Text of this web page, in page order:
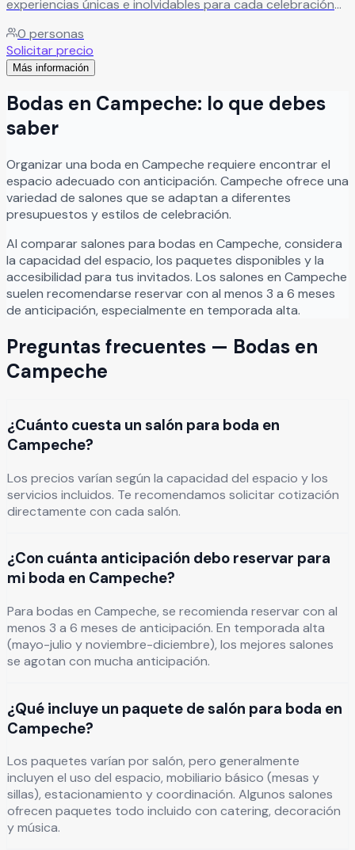
experiencias únicas e inolvidables para cada celebración
en brindar atención personalizada, acompañando y
asesorando cada evento de principio a fin para garantizar
que cada detalle se desarrolle de manera perfecta y
XV años, aniversarios, graduaciones, reuniones familiares y
eventos sociales, ofreciendo un ambiente elegante,
excelente servicio y un equipo comprometido en hacer
0 personas
Solicitar precio
Más información
Bodas en Campeche: lo que debes
saber
Organizaruna boda en Campeche requiere encontrar el
espacio adecuado con anticipación. Campeche ofrece una
variedad de salones que se adaptan a diferentes
presupuestos y estilos de celebración.
Al comparar salones para bodas en Campeche, considera
la capacidad del espacio, los paquetes disponibles y la
accesibilidad para tus invitados. Los salones en Campeche
suelen recomendarse reservar con al menos 3 a 6 meses
de anticipación, especialmente en temporada alta.
Preguntas frecuentes — Bodas en
Campeche
¿Cuánto cuesta un salón para boda en
Campeche?
Los precios varían según la capacidad del espacio y los
servicios incluidos. Te recomendamos solicitar cotización
directamente con cada salón.
¿Con cuánta anticipación debo reservar para
mi boda en Campeche?
Para bodas en Campeche, se recomienda reservar con al
menos 3 a 6 meses de anticipación. En temporada alta
(mayo-julio y noviembre-diciembre), los mejores salones
se agotan con mucha anticipación.
¿Qué incluye un paquete de salón para boda en
Campeche?
Los paquetes varían por salón, pero generalmente
incluyen el uso del espacio, mobiliario básico (mesas y
sillas), estacionamiento y coordinación. Algunos salones
ofrecen paquetes todo incluido con catering, decoración
y música.